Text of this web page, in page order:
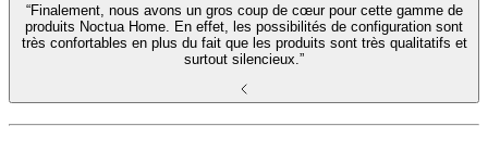
“Finalement, nous avons un gros coup de cœur pour cette gamme de
produits Noctua Home. En effet, les possibilités de configuration sont
très confortables en plus du fait que les produits sont très qualitatifs et
surtout silencieux.”